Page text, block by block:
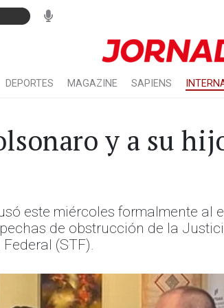
DEPORTES MAGAZINE SAPIENS
y a su
este miércoles formalmente
de obstrucción de la
(STF).